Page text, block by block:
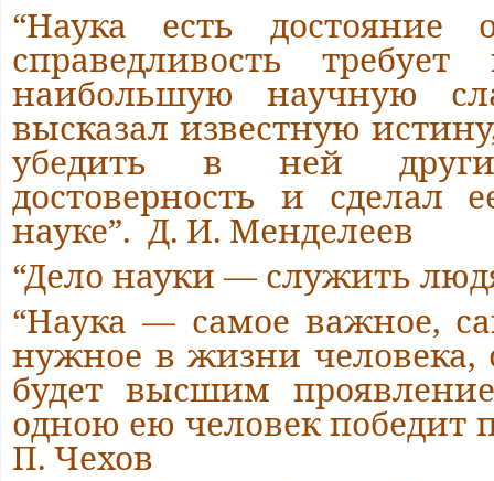
“Наука есть достояние
справедливость
наибольшую научную
высказал известную
убедить в ней
достоверность и
науке”. Д. И. Менделеев
“Дело науки — служить
“Наука — самое важное,
нужное в жизни человека,
будет высшим
одною ею человек победит
П. Чехов